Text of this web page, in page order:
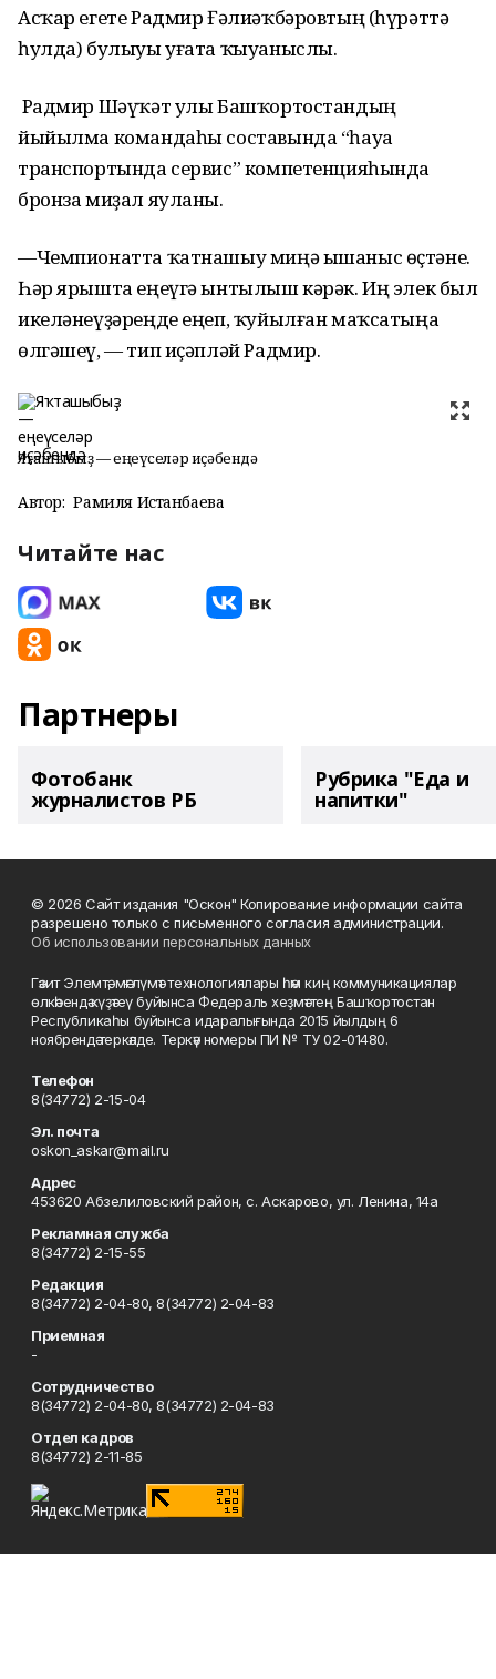
Асҡар егете Радмир Ғәлиәҡбәровтың (һүрәттә
һулда) булыуы уғата ҡыуаныслы.
Радмир Шәүҡәт улы Башҡортостандың
йыйылма командаһы составында “һауа
транспортында сервис” компетенцияһында
бронза миҙал яуланы.
—Чемпионатта ҡатнашыу миңә ышаныс өҫтәне.
Һәр ярышта еңеүгә ынтылыш кәрәк. Иң элек был
икеләнеүҙәреңде еңеп, ҡуйылған маҡсатыңа
өлгәшеү, — тип иҫәпләй Радмир.
Яҡташыбыҙ — еңеүселәр иҫәбендә
Автор: Рамиля Истанбаева
Читайте нас
Партнеры
Фотобанк
журналистов РБ
Рубрика "Еда и
напитки"
© 2026 Сайт издания "Оскон" Копирование информации сайта
разрешено только с письменного согласия администрации.
Об использовании персональных данных
Гәзит Элемтә, мәғлүмәт технологиялары һәм киң коммуникациялар
өлкәһендә күҙәтеү буйынса Федераль хеҙмәттең Башҡортостан
Республикаһы буйынса идаралығында 2015 йылдың 6
ноябрендә теркәлде. Теркәү номеры ПИ № ТУ 02-01480.
Телефон
8(34772) 2-15-04
Эл. почта
oskon_askar@mail.ru
Адрес
453620 Абзелиловский район, с. Аскарово, ул. Ленина, 14а
Рекламная служба
8(34772) 2-15-55
Редакция
8(34772) 2-04-80, 8(34772) 2-04-83
Приемная
-
Сотрудничество
8(34772) 2-04-80, 8(34772) 2-04-83
Отдел кадров
8(34772) 2-11-85